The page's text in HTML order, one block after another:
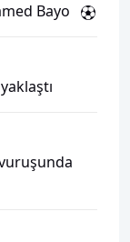
Bayo
vuruşunda